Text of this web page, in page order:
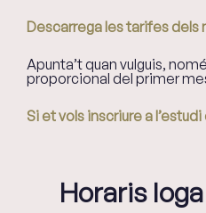
Descarrega les tarifes
Apunta’t quan vulguis,
proporcional del primer
Si et vols inscriure a
Horaris